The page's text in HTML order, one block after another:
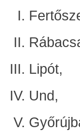
Lipót,
Und,